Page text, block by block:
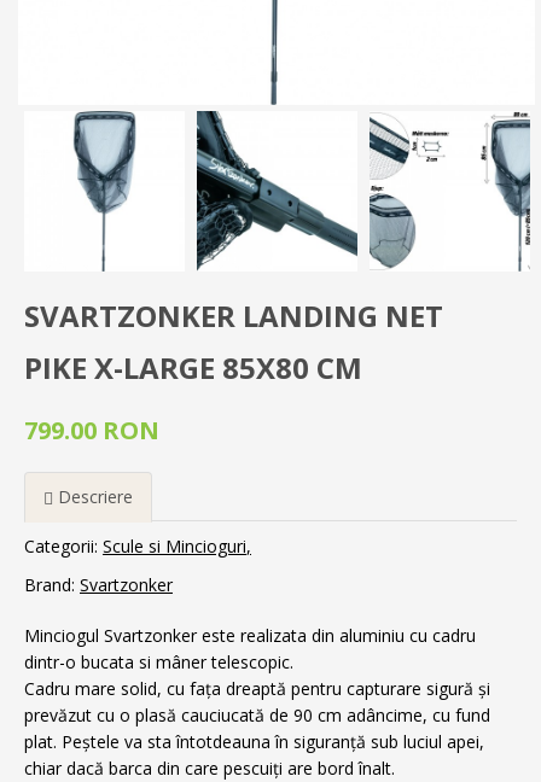
SVARTZONKER LANDING NET
PIKE X-LARGE 85X80 CM
799.00 RON
Descriere
Categorii: Scule si Mincioguri
Brand: Svartzonker
Minciogul Svartzonker este realizata din aluminiu cu cadru
dintr-o bucata si mâner telescopic.
Cadru mare solid, cu fața dreaptă pentru capturare sigură și
prevăzut cu o plasă cauciucată de 90 cm adâncime, cu fund
plat. Peștele va sta întotdeauna în siguranță sub luciul apei,
chiar dacă barca din care pescuiți are bord înalt.